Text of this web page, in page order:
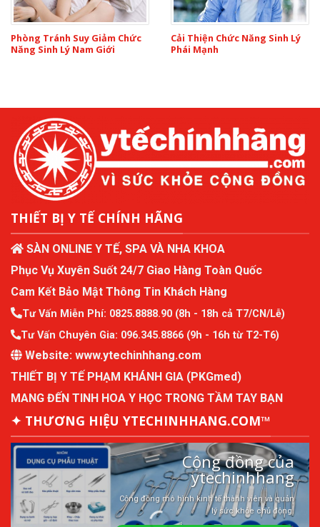
Phòng Tránh Suy Giảm Chức
Năng Sinh Lý Nam Giới
Cải Thiện Chức Năng Sinh Lý
Phái Mạnh
THIẾT BỊ Y TẾ CHÍNH HÃNG
SÀN ONLINE Y TẾ, SPA VÀ NHA KHOA
Phục Vụ Xuyên Suốt 24/7 Giao Hàng Toàn Quốc
Cam Kết Bảo Mật Thông Tin Khách Hàng
Tư Vấn Miễn Phí: 0825.8888.90 (8h - 18h cả T7/CN/Lễ)
Tư Vấn Chuyên Gia: 096.345.8866 (9h - 16h từ T2-T6)
Website: www.ytechinhhang.com
THIẾT BỊ Y TẾ PHẠM KHÁNH GIA (PKGmed)
MANG ĐẾN TINH HOA Y HỌC TRONG TẦM TAY BẠN
✦ THƯƠNG HIỆU YTECHINHHANG.COM™
Cộng đồng của
ytechinhhang
Cộng đồng mô hình kinh tế thành viên và quản
lý sức khỏe chủ động.